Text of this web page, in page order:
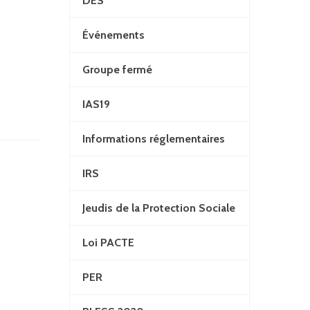
Événements
Groupe fermé
IAS19
Informations réglementaires
IRS
Jeudis de la Protection Sociale
Loi PACTE
PER